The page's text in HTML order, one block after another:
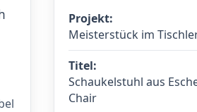
Projekt:
Meisterstück im
Titel:
Schaukelstuhl aus
Chair